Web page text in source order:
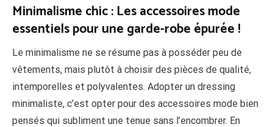
Minimalisme chic : Les accessoires mode
essentiels pour une garde-robe épurée !
Le minimalisme ne se résume pas à posséder peu de
vêtements, mais plutôt à choisir des pièces de qualité,
intemporelles et polyvalentes. Adopter un dressing
minimaliste, c’est opter pour des accessoires mode bien
pensés qui subliment une tenue sans l’encombrer. En